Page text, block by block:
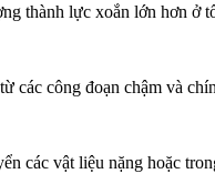
thành lực xoắn lớn hơn ở
công đoạn chậm và
các vật liệu nặng hoặc